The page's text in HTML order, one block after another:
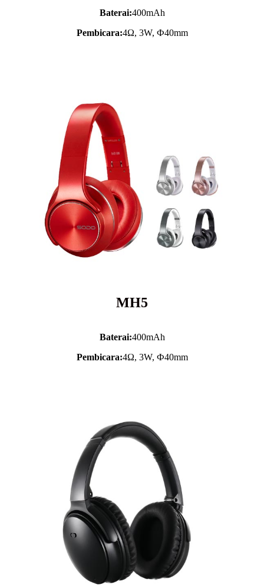
Baterai:400mAh
Pembicara:4Ω, 3W, Ф40mm
MH5
Baterai:400mAh
Pembicara:4Ω, 3W, Ф40mm